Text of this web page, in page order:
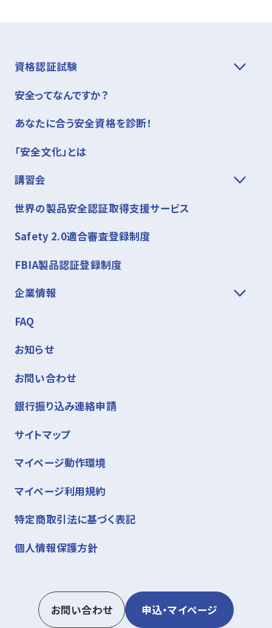
資格認証試験
安全ってなんですか？
あなたに合う安全資格を診断！
「安全文化」とは
講習会
世界の製品安全認証取得支援サービス
Safety 2.0適合審査登録制度
FBIA製品認証登録制度
企業情報
FAQ
お知らせ
お問い合わせ
銀行振り込み連絡申請
サイトマップ
マイページ動作環境
マイページ利用規約
特定商取引法に基づく表記
個人情報保護方針
お問い合わせ 申込・マイページ